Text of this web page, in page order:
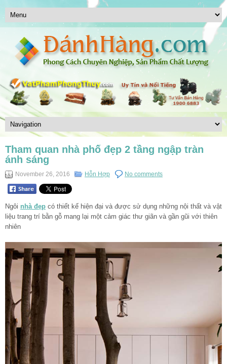
Tham quan nhà phố đẹp 2 tầng ngập tràn
ánh sáng
November 26, 2016 Hỗn Hợp No comments
Ngôi nhà đẹp có thiết kế hiện đại và được sử dụng những nội thất và vật
liệu trang trí bằn gỗ mang lại một cảm giác thư giãn và gần gũi với thiên
nhiên